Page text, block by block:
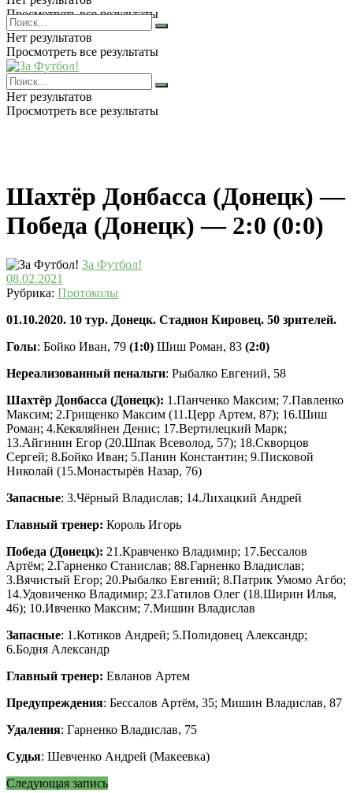
Просмотреть все результаты
Нет результатов
Просмотреть все результаты
Нет результатов
Просмотреть все результаты
Шахтёр Донбасса (Донецк) —
Победа (Донецк) — 2:0 (0:0)
За Футбол!
08.02.2021
Рубрика: Протоколы
01.10.2020. 10 тур. Донецк. Стадион Кировец. 50 зрителей.
Голы: Бойко Иван, 79 (1:0) Шиш Роман, 83 (2:0)
Нереализованный пенальти: Рыбалко Евгений, 58
Шахтёр Донбасса (Донецк): 1.Панченко Максим; 7.Павленко
Максим; 2.Грищенко Максим (11.Церр Артем, 87); 16.Шиш
Роман; 4.Кекяляйнен Денис; 17.Вертилецкий Марк;
13.Айгинин Егор (20.Шпак Всеволод, 57); 18.Скворцов
Сергей; 8.Бойко Иван; 5.Панин Константин; 9.Писковой
Николай (15.Монастырёв Назар, 76)
Запасные: 3.Чёрный Владислав; 14.Лихацкий Андрей
Главный тренер: Король Игорь
Победа (Донецк): 21.Кравченко Владимир; 17.Бессалов
Артём; 2.Гарненко Станислав; 88.Гарненко Владислав;
3.Вячистый Егор; 20.Рыбалко Евгений; 8.Патрик Умомо Агбо;
14.Удовиченко Владимир; 23.Гатилов Олег (18.Ширин Илья,
46); 10.Ивченко Максим; 7.Мишин Владислав
Запасные: 1.Котиков Андрей; 5.Полидовец Александр;
6.Бодня Александр
Главный тренер: Евланов Артем
Предупреждения: Бессалов Артём, 35; Мишин Владислав, 87
Удаления: Гарненко Владислав, 75
Судья: Шевченко Андрей (Макеевка)
Следующая запись